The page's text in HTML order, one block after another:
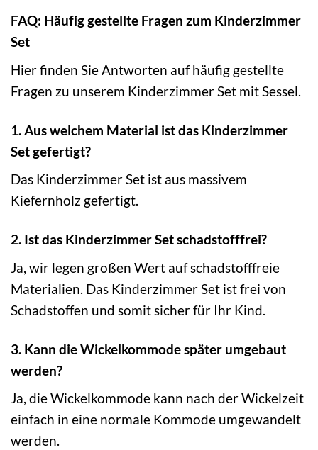
FAQ: Häufig gestellte Fragen zum Kinderzimmer
Set
Hier finden Sie Antworten auf häufig gestellte
Fragen zu unserem Kinderzimmer Set mit Sessel.
1. Aus welchem Material ist das Kinderzimmer
Set gefertigt?
Das Kinderzimmer Set ist aus massivem
Kiefernholz gefertigt.
2. Ist das Kinderzimmer Set schadstofffrei?
Ja, wir legen großen Wert auf schadstofffreie
Materialien. Das Kinderzimmer Set ist frei von
Schadstoffen und somit sicher für Ihr Kind.
3. Kann die Wickelkommode später umgebaut
werden?
Ja, die Wickelkommode kann nach der Wickelzeit
einfach in eine normale Kommode umgewandelt
werden.